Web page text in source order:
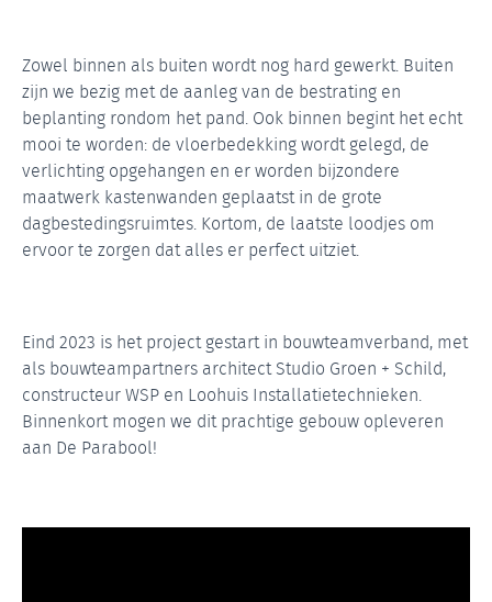
Zowel binnen als buiten wordt nog hard gewerkt. Buiten
zijn we bezig met de aanleg van de bestrating en
beplanting rondom het pand. Ook binnen begint het echt
mooi te worden: de vloerbedekking wordt gelegd, de
verlichting opgehangen en er worden bijzondere
maatwerk kastenwanden geplaatst in de grote
dagbestedingsruimtes. Kortom, de laatste loodjes om
ervoor te zorgen dat alles er perfect uitziet.
Eind 2023 is het project gestart in bouwteamverband, met
als bouwteampartners architect Studio Groen + Schild,
constructeur WSP en Loohuis Installatietechnieken.
Binnenkort mogen we dit prachtige gebouw opleveren
aan De Parabool!